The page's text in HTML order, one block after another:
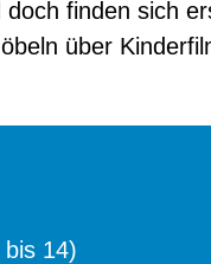
finden sich
über
14)